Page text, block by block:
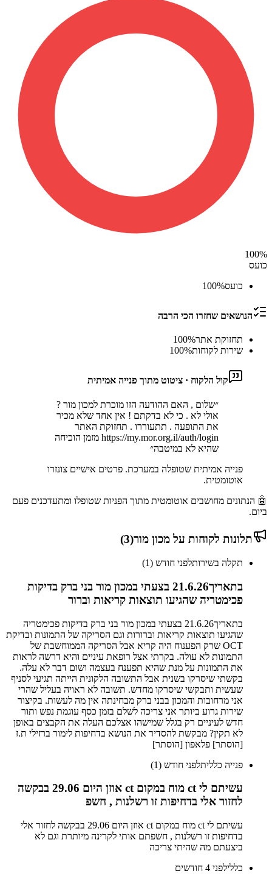
100%
כועס
כועס
100%
הנושאים שחזרו הכי הרבה
תחזוקת אתר 100%
שירות לקוחות
100%
קול הלקוח · ציטוט מתוך פנייה אמיתית
״שלום , האם ההודעה הזו מוכרת למכון מור ?
אולי לא . כי לא בדקתם ! אין אחד שלא מכיר
את התופעה . תתעוררו . תחזוקת האתר
https://my.mor.org.il/auth/login מזמן הוכיחה
שהיא לא במיטבה״
פנייה אמיתית שטופלה במערכת. פרטים אישיים צונזרו
אוטומטית.
🤖 הנתונים מחושבים אוטומטית מתוך הפניות שטופלו ומתעדכנים פעם
ביום.
תלונות לקוחות על מכון מור(
3
)
תקלה בשירותלפני חודש (1)
בתאריך21.6.26 בצעתי במכון מור בני ברק בדיקות
פכימטריה שהגיעו תוצאות קריאות וברור
בתאריך21.6.26 בצעתי במכון מור בני ברק בדיקות פכימטריה
שהגיעו תוצאות קריאות וברורות וגם הסריקה של התמונות ובדיקת
OCT שרק הפענוח היה קריא אבל הסריקה הממוחשבת של
התמונות לא עולה. בקרתי אצל רופאת עיניים והיא דרשה לראות
את התמונות על מנת שהיא תפענח בעצמה ושום דבר לא עלה.
בקשתי שיסרקו בשנית אבל התשובה הלקונית הייתה תגיעי לסניף
שעשית ותבקשי שיסרקו מחדש. תשובה לא ראויה בעליל שהרי
אני מרחובות והמכון בבני ברק מבחינתה אין מה לעשות. בקיצור
שירות גרוע ביותר אני צריכה לשלם בזמן כסף עוגמת נפש ותור
חדש לעיניים רק בגלל שמישהו אצלכם העלה את הקבצים באופן
לא תקין? מבקשת להסדיר את הנושא בדחיפות לימור ברזילי ת.ז
[הוסתר] פלאפון [הוסתר]
פנייה כלליתלפני חודש (1)
עשיתם לי ct מוח במקום ct אוזן היום 29.06 בבקשה
לחזור אלי בדחיפות זו רשלנות , חשפ
עשיתם לי ct מוח במקום ct אוזן היום 29.06 בבקשה לחזור אלי
בדחיפות זו רשלנות , חשפתם אותי לקרינה מיותרת וגם לא
ביצעתם מה שהיתי צריכה
כללילפני 4 חודשים